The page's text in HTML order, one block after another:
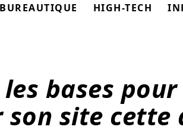
BUREAUTIQUE HIGH-TECH
les bases pour
site cette